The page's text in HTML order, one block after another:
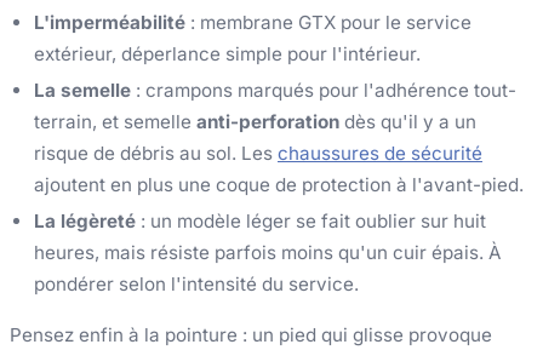
L'imperméabilité : membrane GTX pour le service
extérieur, déperlance simple pour l'intérieur.
La semelle : crampons marqués pour l'adhérence tout-
terrain, et semelle anti-perforation dès qu'il y a un
risque de débris au sol. Les chaussures de sécurité
ajoutent en plus une coque de protection à l'avant-pied.
La légèreté : un modèle léger se fait oublier sur huit
heures, mais résiste parfois moins qu'un cuir épais. À
pondérer selon l'intensité du service.
Pensez enfin à la pointure : un pied qui glisse provoque